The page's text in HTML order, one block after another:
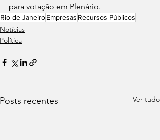
para votação em Plenário.
Rio de JaneiroEmpresas Recursos Públicos
Notícias
Política
Posts recentes Ver tudo